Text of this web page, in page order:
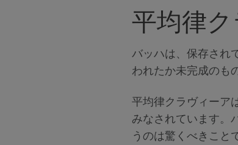
平均律
バッハは、保存され
われたか未完成のも
平均律クラヴィーア
みなされています。
うのは驚くべきこと